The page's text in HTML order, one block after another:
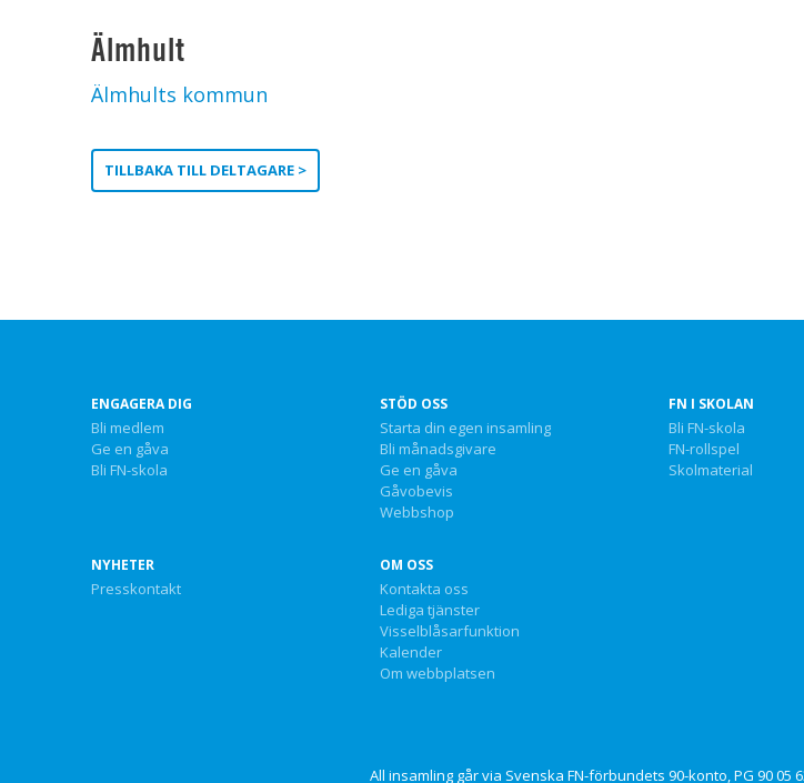
Älmhult
Älmhults kommun
TILLBAKA TILL DELTAGARE >
ENGAGERA DIG
Bli medlem
Ge en gåva
Bli FN-skola
STÖD OSS
Starta din egen insamling
Bli månadsgivare
Ge en gåva
Gåvobevis
Webbshop
FN I SKOLAN
Bli FN-skola
FN-rollspel
Skolmaterial
NYHETER
Presskontakt
OM OSS
Kontakta oss
Lediga tjänster
Visselblåsarfunktion
Kalender
Om webbplatsen
All insamling går via Svenska FN-förbundets 90-konto, PG 90